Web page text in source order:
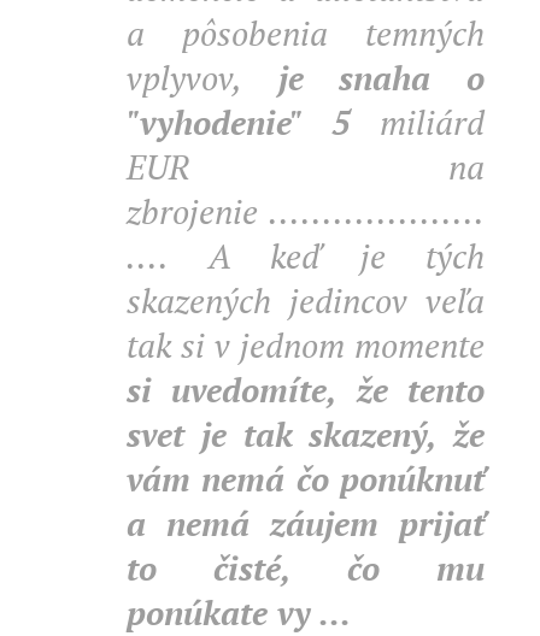
a pôsobenia temných
vplyvov, je snaha o
"vyhodenie" 5
miliárd
EUR na
zbrojenie ....................
.... A keď je tých
skazených jedincov veľa
tak si v jednom momente
si uvedomíte, že tento
svet je tak skazený, že
vám nemá čo ponúknuť
a nemá záujem prijať
to čisté, čo mu
ponúkate vy ...